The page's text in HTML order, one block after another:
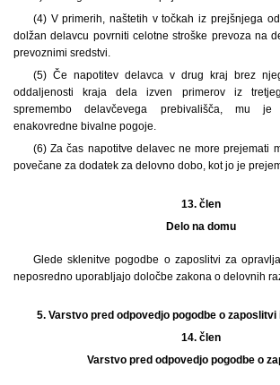
(4) V primerih, naštetih v točkah iz prejšnjega
dolžan delavcu povrniti celotne stroške prevoza na
prevoznimi sredstvi.
(5) Če napotitev delavca v drug kraj brez
oddaljenosti kraja dela izven primerov iz
spremembo delavčevega prebivališča, mu je
enakovredne bivalne pogoje.
(6) Za čas napotitve delavec ne more prejemati
povečane za dodatek za delovno dobo, kot jo je
13. člen
Delo na domu
Glede sklenitve pogodbe o zaposlitvi za
neposredno uporabljajo določbe zakona o delovnih
5. Varstvo pred odpovedjo pogodbe o
14. člen
Varstvo pred odpovedjo pogodbe o